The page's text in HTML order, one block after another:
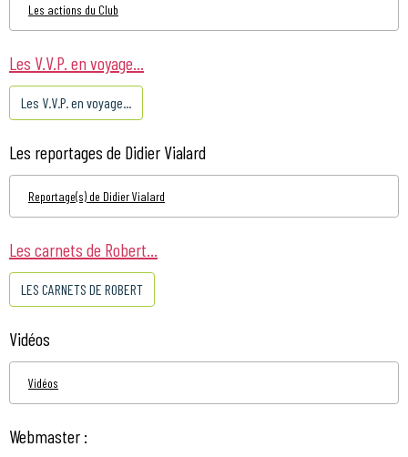
Les actions du Club
Les V.V.P. en voyage...
Les V.V.P. en voyage...
Les reportages de Didier Vialard
Reportage(s) de Didier Vialard
Les carnets de Robert...
LES CARNETS DE ROBERT
Vidéos
Vidéos
Webmaster :